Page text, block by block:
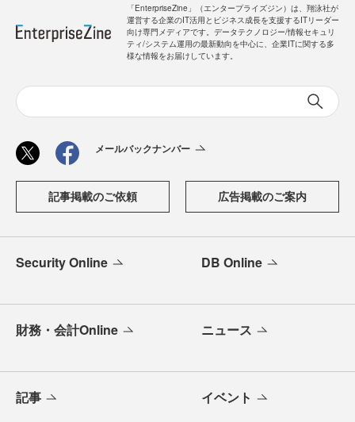
「EnterpriseZine」（エンタープライズジン）は、翔泳社が
運営する企業のIT活用とビジネス成長を支援するITリーダー
向け専門メディアです。データテクノロジー/情報セキュリ
ティ/システム運用の最新動向を中心に、企業ITに関する多
様な情報をお届けしています。
メールバックナンバー
記事掲載のご依頼 広告掲載のご案内
Security Online DB Online
財務・会計Online ニュース
記事 イベント